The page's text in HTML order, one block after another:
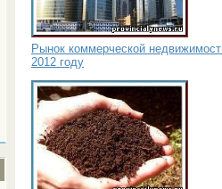
Рынок коммерческой
2012 году